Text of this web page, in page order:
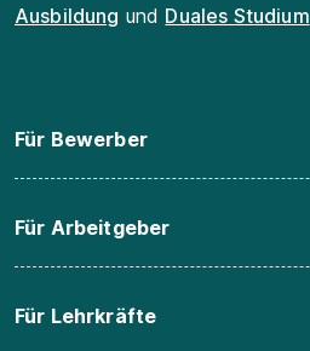
Ausbildung und Duales Studium
Für Bewerber
Für Arbeitgeber
Für Lehrkräfte